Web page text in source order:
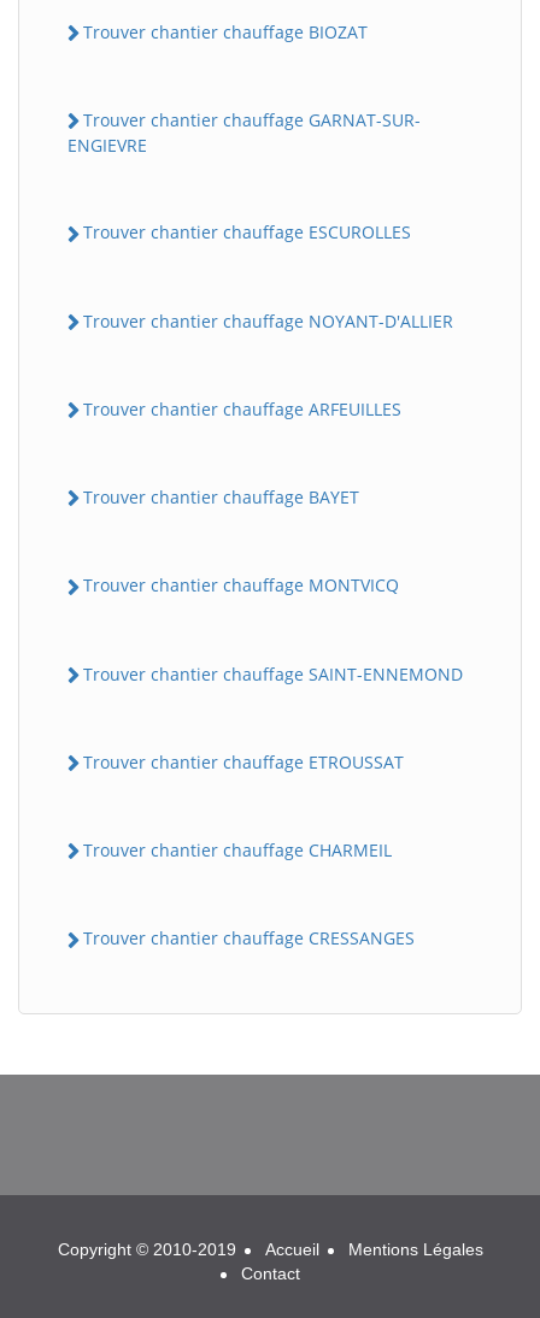
Trouver chantier chauffage BIOZAT
Trouver chantier chauffage GARNAT-SUR-
ENGIEVRE
Trouver chantier chauffage ESCUROLLES
Trouver chantier chauffage NOYANT-D'ALLIER
Trouver chantier chauffage ARFEUILLES
Trouver chantier chauffage BAYET
Trouver chantier chauffage MONTVICQ
Trouver chantier chauffage SAINT-ENNEMOND
Trouver chantier chauffage ETROUSSAT
Trouver chantier chauffage CHARMEIL
Trouver chantier chauffage CRESSANGES
BatiWebPro
Copyright © 2010-2019 Accueil
Mentions Légales
Contact